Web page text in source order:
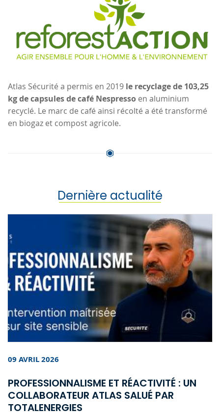
Atlas Sécurité a permis en 2019 le recyclage de 103,25
kg de capsules de café Nespresso en aluminium
recyclé. Le marc de café ainsi récolté a été transformé
en biogaz et compost agricole.
Dernière actualité
09 AVRIL 2026
PROFESSIONNALISME ET RÉACTIVITÉ : UN
COLLABORATEUR ATLAS SALUÉ PAR
TOTALENERGIES